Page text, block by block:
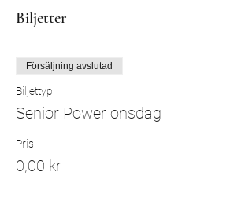
Biljetter
Försäljning avslutad
Biljettyp
Senior Power onsdag
Pris
0,00 kr